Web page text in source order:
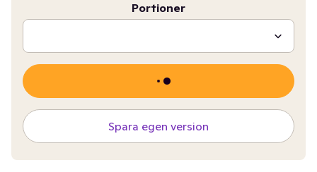
Portioner
Spara egen version